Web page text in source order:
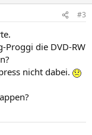
#3
die DVD-RW
nicht dabei.